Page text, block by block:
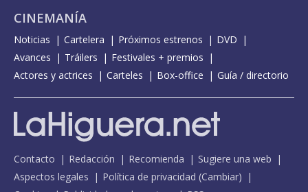
CINEMANÍA
Noticias Cartelera Próximos estrenos
DVD
Avances
Tráilers
Festivales + premios
Actores y actrices
Carteles Box-office Guía / directorio
Contacto Redacción Recomienda
Sugiere una web
Aspectos legales
Política de privacidad (Cambiar)